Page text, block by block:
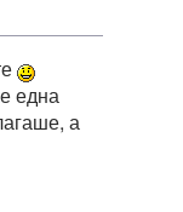
една
а